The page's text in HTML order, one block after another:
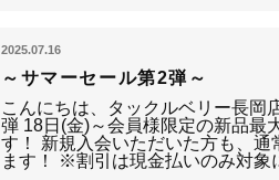
2025.07.16
～サマーセール第2弾～
こんにちは、タックルベリー長岡
弾 18日(金)～会員様限定の新品最
す！ 新規入会いただいた方も、通
ます！ ※割引は現金払いのみ対象